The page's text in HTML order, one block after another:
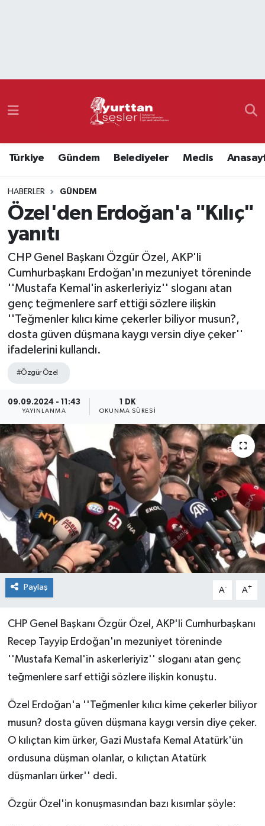
Türkiye Gündem Belediyeler Meclis
HABERLER GÜNDEM
Özel'den Erdoğan'a "Kılıç"
yanıtı
CHP Genel Başkanı Özgür Özel, AKP'li
Cumhurbaşkanı Erdoğan'ın mezuniyet töreninde
''Mustafa Kemal'in askerleriyiz'' sloganı atan
genç teğmenlere sarf ettiği sözlere ilişkin
''Teğmenler kılıcı kime çekerler biliyor musun?,
dosta güven düşmana kaygı versin diye çeker''
ifadelerini kullandı.
#Özgür Özel
09.09.2024 - 11:43
YAYINLANMA
1 DK
OKUNMA SÜRESI
Paylaş A- A+
CHP Genel Başkanı Özgür Özel, AKP'li Cumhurbaşkanı
Recep Tayyip Erdoğan'ın mezuniyet töreninde
''Mustafa Kemal'in askerleriyiz'' sloganı atan genç
teğmenlere sarf ettiği sözlere ilişkin konuştu.
Özel Erdoğan'a ''Teğmenler kılıcı kime çekerler biliyor
musun? dosta güven düşmana kaygı versin diye çeker.
O kılıçtan kim ürker, Gazi Mustafa Kemal Atatürk'ün
ordusuna düşman olanlar, o kılıçtan Atatürk
düşmanları ürker'' dedi.
Özgür Özel'in konuşmasından bazı kısımlar şöyle:
Namaz Vakitleri
Süper Lig Puan Durumu ve Fikstür
Tüm Manşetler
Son Dakika Haberleri
Haber Arşivi